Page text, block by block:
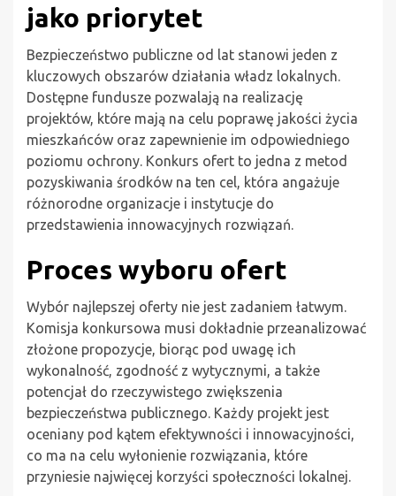
jako priorytet
Bezpieczeństwo publiczne od lat stanowi jeden z
kluczowych obszarów działania władz lokalnych.
Dostępne fundusze pozwalają na realizację
projektów, które mają na celu poprawę jakości życia
mieszkańców oraz zapewnienie im odpowiedniego
poziomu ochrony. Konkurs ofert to jedna z metod
pozyskiwania środków na ten cel, która angażuje
różnorodne organizacje i instytucje do
przedstawienia innowacyjnych rozwiązań.
Proces wyboru ofert
Wybór najlepszej oferty nie jest zadaniem łatwym.
Komisja konkursowa musi dokładnie przeanalizować
złożone propozycje, biorąc pod uwagę ich
wykonalność, zgodność z wytycznymi, a także
potencjał do rzeczywistego zwiększenia
bezpieczeństwa publicznego. Każdy projekt jest
oceniany pod kątem efektywności i innowacyjności,
co ma na celu wyłonienie rozwiązania, które
przyniesie najwięcej korzyści społeczności lokalnej.